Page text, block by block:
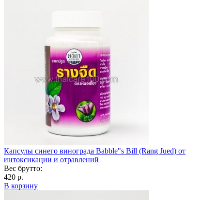
Капсулы синего винограда Babble"s Bill (Rang Jued) от
интоксикации и отравлений
Вес брутто:
420 р.
В корзину